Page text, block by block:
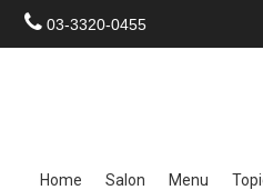
03-3320-0455
Home Salon Menu